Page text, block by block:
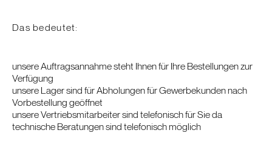
Das bedeutet:
unsere Auftragsannahme steht Ihnen für Ihre Bestellungen zur
Verfügung
unsere Lager sind für Abholungen für Gewerbekunden nach
Vorbestellung geöffnet
unsere Vertriebsmitarbeiter sind telefonisch für Sie da
technische Beratungen sind telefonisch möglich